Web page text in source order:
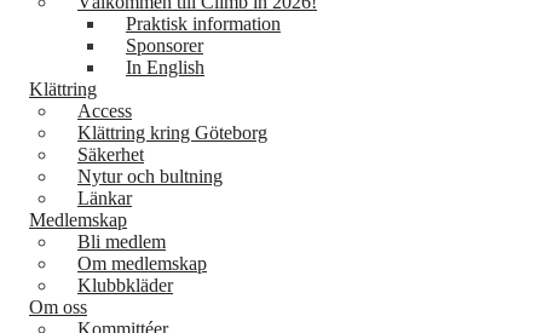
Praktisk information
Sponsorer
In English
Klättring
Access
Klättring kring Göteborg
Säkerhet
Nytur och bultning
Länkar
Medlemskap
Bli medlem
Om medlemskap
Klubbkläder
Om oss
Kommittéer